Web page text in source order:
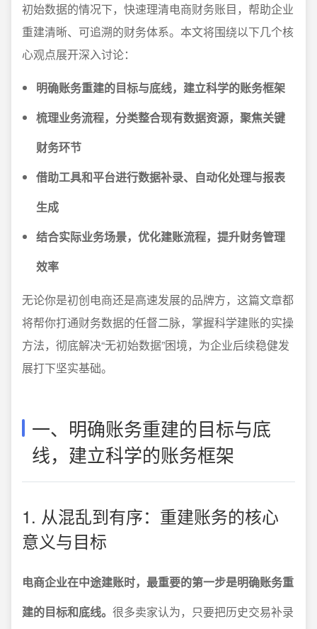
初始数据的情况下，快速理清电商财务账目，帮助企业
重建清晰、可追溯的财务体系。本文将围绕以下几个核
心观点展开深入讨论：
明确账务重建的目标与底线，建立科学的账务框架
梳理业务流程，分类整合现有数据资源，聚焦关键
财务环节
借助工具和平台进行数据补录、自动化处理与报表
生成
结合实际业务场景，优化建账流程，提升财务管理
效率
无论你是初创电商还是高速发展的品牌方，这篇文章都
将帮你打通财务数据的任督二脉，掌握科学建账的实操
方法，彻底解决“无初始数据”困境，为企业后续稳健发
展打下坚实基础。
一、明确账务重建的目标与底
线，建立科学的账务框架
1. 从混乱到有序：重建账务的核心
意义与目标
电商企业在中途建账时，最重要的第一步是明确账务重
建的目标和底线。 很多卖家认为，只要把历史交易补录